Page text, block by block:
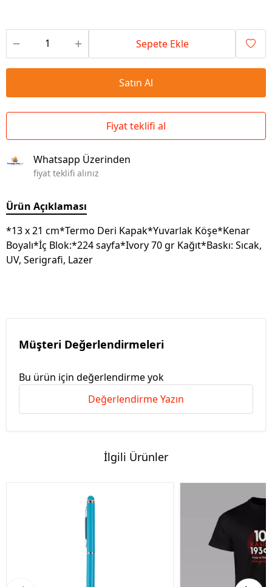
Sepete Ekle
Satın Al
Fiyat teklifi al
Whatsapp Üzerinden
fiyat teklifi alınız
Ürün Açıklaması
*13 x 21 cm*Termo Deri Kapak*Yuvarlak Köşe*Kenar
Boyalı*İç Blok:*224 sayfa*Ivory 70 gr Kağıt*Baskı: Sıcak,
UV, Serigrafi, Lazer
Müşteri Değerlendirmeleri
Bu ürün için değerlendirme yok
Değerlendirme Yazın
İlgili Ürünler